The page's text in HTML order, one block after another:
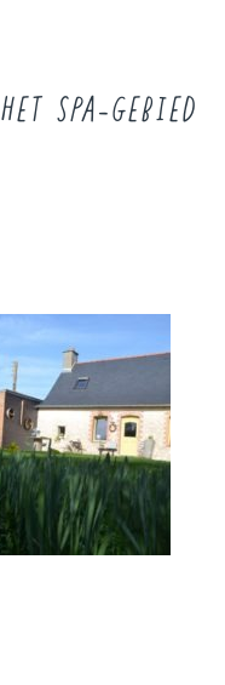
HET SPA-GEBIED